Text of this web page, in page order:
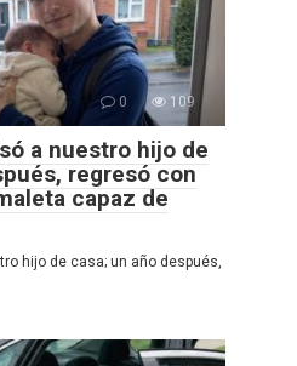
0 109
a nuestro hijo de
regresó con
capaz de
hijo de casa; un año después,